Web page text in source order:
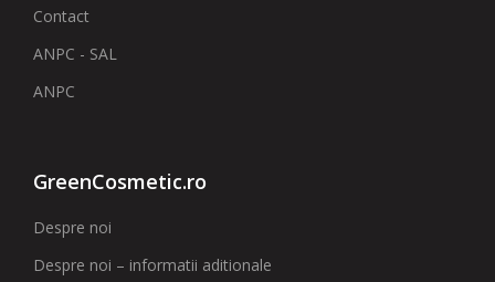
Contact
ANPC - SAL
ANPC
GreenCosmetic.ro
Despre noi
Despre noi – informatii aditionale